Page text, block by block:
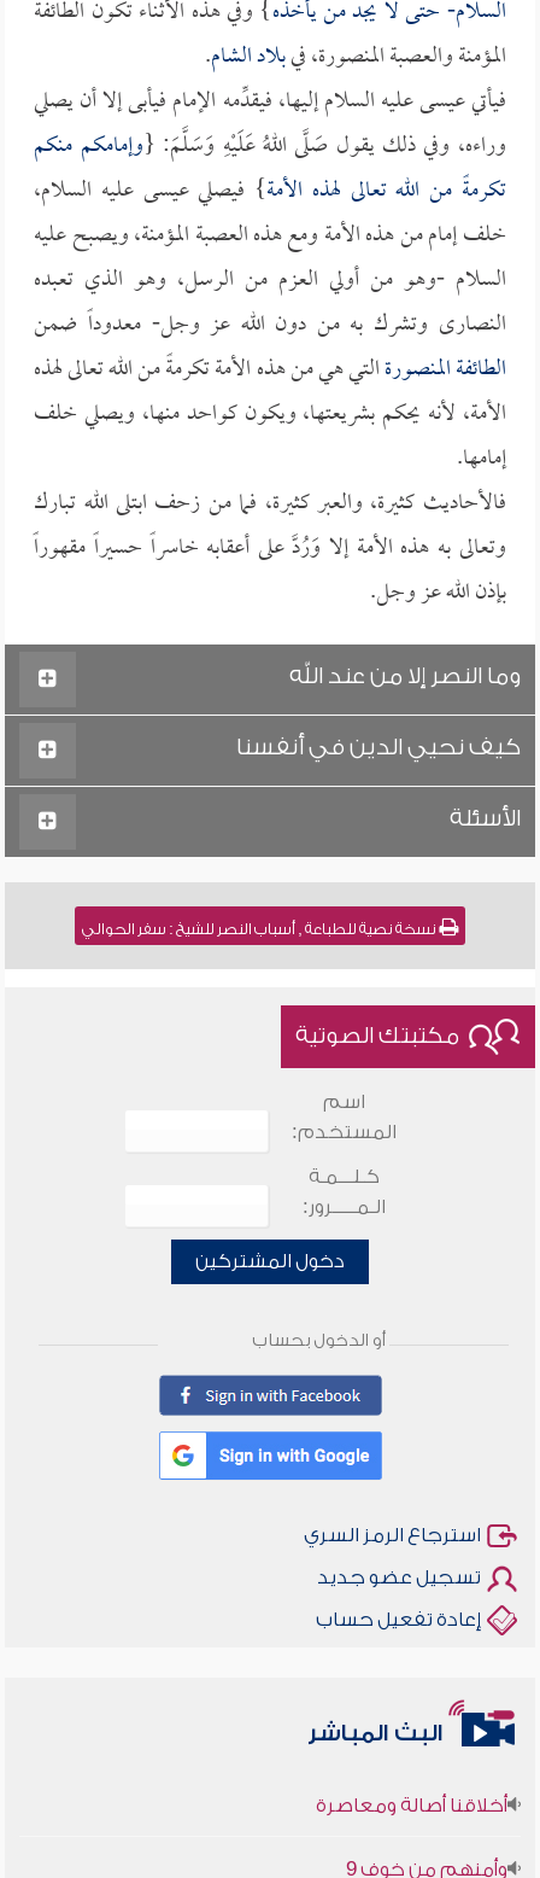
السلام- حتى لا يجد من يأخذه} وفي هذه الأثناء تكون الطائفة
المؤمنة والعصبة المنصورة، فيبلاد الشام.
فيأتي عيسى عليه السلام إليها، فيقدِّمه الإمام فيأبى إلا أن يصلي
وراءه، وفي ذلك يقول صَلَّى اللهُ عَلَيْهِ وَسَلَّمَ: {وإمامكم منكم
تكرمةً من الله تعالى لهذه الأمة} فيصلي عيسى عليه السلام،
خلف إمام من هذه الأمة ومع هذه العصبة المؤمنة، ويصبح عليه
السلام -وهو من أولي العزم من الرسل، وهو الذي تعبده
النصارى وتشرك به من دون الله عز وجل- معدوداً ضمن
الطائفة المنصورةالتي هي من هذه الأمة تكرمةً من الله تعالى لهذه
الأمة، لأنه يحكم بشريعتها، ويكون كواحد منها، ويصلي خلف
إمامها.
فالأحاديث كثيرة، والعبر كثيرة، فما من زحف ابتلى الله تبارك
وتعالى به هذه الأمة إلا وَرُدَّ على أعقابه خاسراً حسيراً مقهوراً
بإذن الله عز وجل.
وما النصر إلا من عند الله
كيف نحيي الدين في أنفسنا
الأسئلة
نسخة نصية للطباعة , أسباب النصر للشيخ : سفر الحوالي
مكتبتك الصوتية
اسم
المستخدم:
كـلـــمـة
الـمـــــرور:
دخول المشتركين
أو الدخول بحساب
استرجاع الرمز السري
تسجيل عضو جديد
إعادة تفعيل حساب
البث المباشر